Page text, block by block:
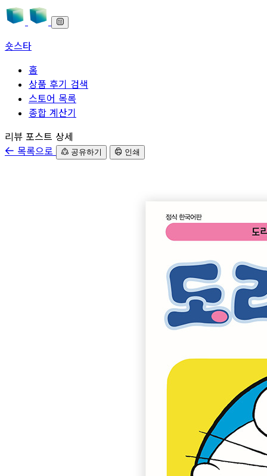
숏스타
홈
상품 후기 검색
스토어 목록
종합 계산기
본문으로 바로가기
리뷰 포스트 상세
목록으로
공유하기 인쇄